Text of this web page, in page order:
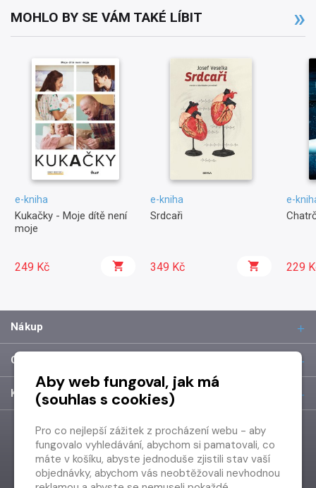
MOHLO BY SE VÁM TAKÉ LÍBIT
e-kniha
Kukačky - Moje dítě není
moje
249 Kč
e-kniha
Srdcaři
349 Kč
e-
229
Nákup
O společnosti
Kontakt
Aby web fungoval, jak má
(souhlas s cookies)
Pro co nejlepší zážitek z procházení webu - aby
fungovalo vyhledávání, abychom si pamatovali, co
máte v košíku, abyste jednoduše zjistili stav vaší
objednávky, abychom vás neobtěžovali nevhodnou